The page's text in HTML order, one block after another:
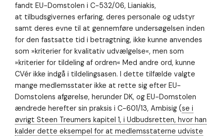
fandt EU-Domstolen i C-532/06, Lianiakis,
at tilbudsgivernes erfaring, deres personale og udstyr
samt deres evne til at gennemføre undersøgelsen inden
for den fastsatte tid i betragtning, ikke kunne anvendes
som »kriterier for kvalitativ udvælgelse«, men som
»kriterier for tildeling af ordren« Med andre ord, kunne
CVér ikke indgå i tildelingsasen. I dette tilfælde valgte
mange medlemsstater ikke at rette sig efter EU-
Domstolens afgørelse, herunder DK, og EU-Domstolen
ændrede herefter sin praksis i C-601/13, Ambisig (se i
øvrigt Steen Treumers kapitel 1, i Udbudsretten, hvor han
kalder dette eksempel for at medlemsstaterne udviste